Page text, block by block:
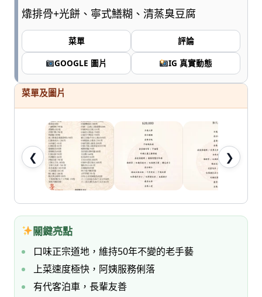
一
鬆
愛
七
桃。
㸆排骨+光餅、寧式鱔糊、清蒸臭豆腐
菜單
評論
GOOGLE 圖片
IG 真實動態
菜單及圖片
❮ ❯
關鍵亮點
口味正宗道地，維持50年不變的老手藝
上菜速度極快，阿姨服務俐落
有代客泊車，長輩友善